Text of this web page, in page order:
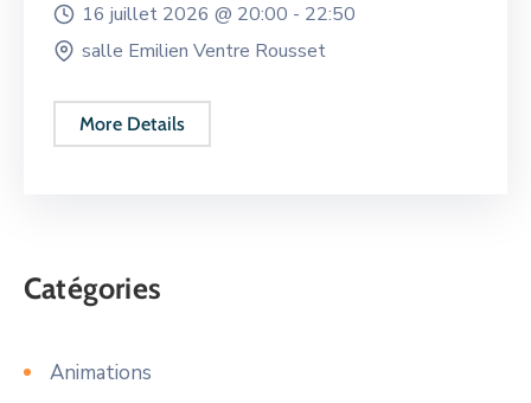
16 juillet 2026 @ 20:00 - 22:50
salle Emilien Ventre Rousset
More Details
Catégories
Animations